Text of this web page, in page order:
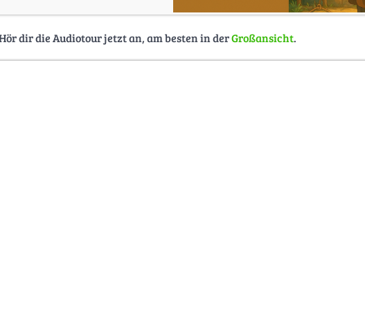
dir die Audiotour jetzt an, am besten in derGroßansicht.